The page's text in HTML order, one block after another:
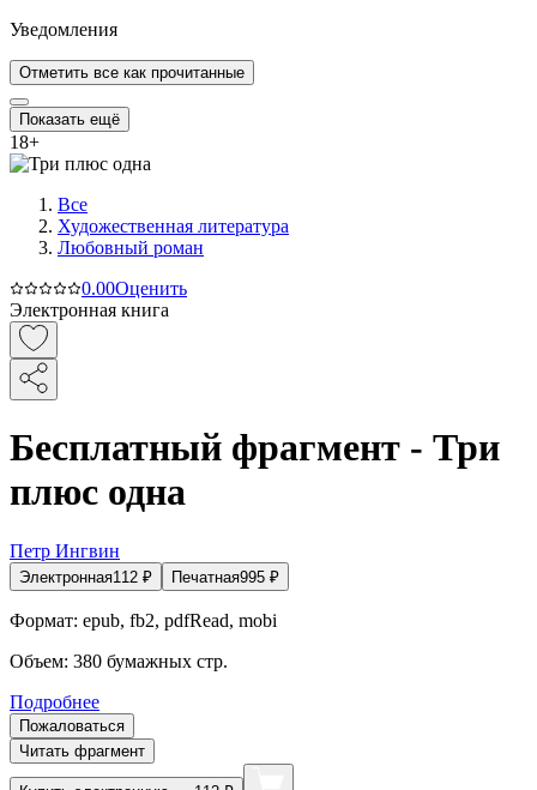
Уведомления
Отметить все как прочитанные
Показать ещё
18+
Все
Художественная литература
Любовный роман
0.00Оценить
Электронная книга
Бесплатный фрагмент - Три
плюс одна
Петр Ингвин
Электронная112 ₽ Печатная995 ₽
Формат: epub, fb2, pdfRead, mobi
Объем: 380 бумажных стр.
Подробнее
Пожаловаться
Читать фрагмент